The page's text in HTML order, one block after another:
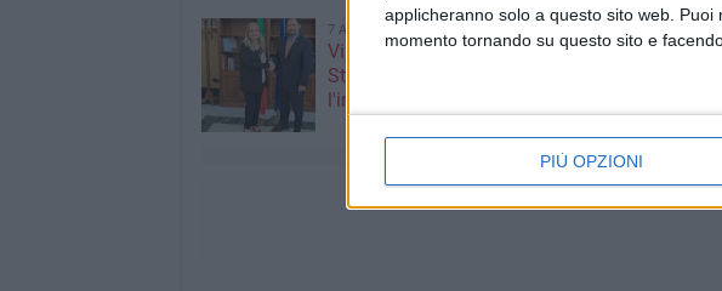
applicheranno solo a questo sito web.
momento tornando su questo sito e
PIÙ OPZIONI
7 AGOSTO 2026
Visita del Console Generale degli
Stati Uniti d’America a Napoli:
l'incontro con il prefetto di Bari